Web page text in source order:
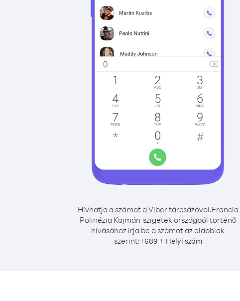
Hívhatja a számot a Viber tárcsázóval.Francia
Polinézia Kajmán-szigetek országból történő
hívásához írja be a számot az alábbiak
szerint:+689 + Helyi szám